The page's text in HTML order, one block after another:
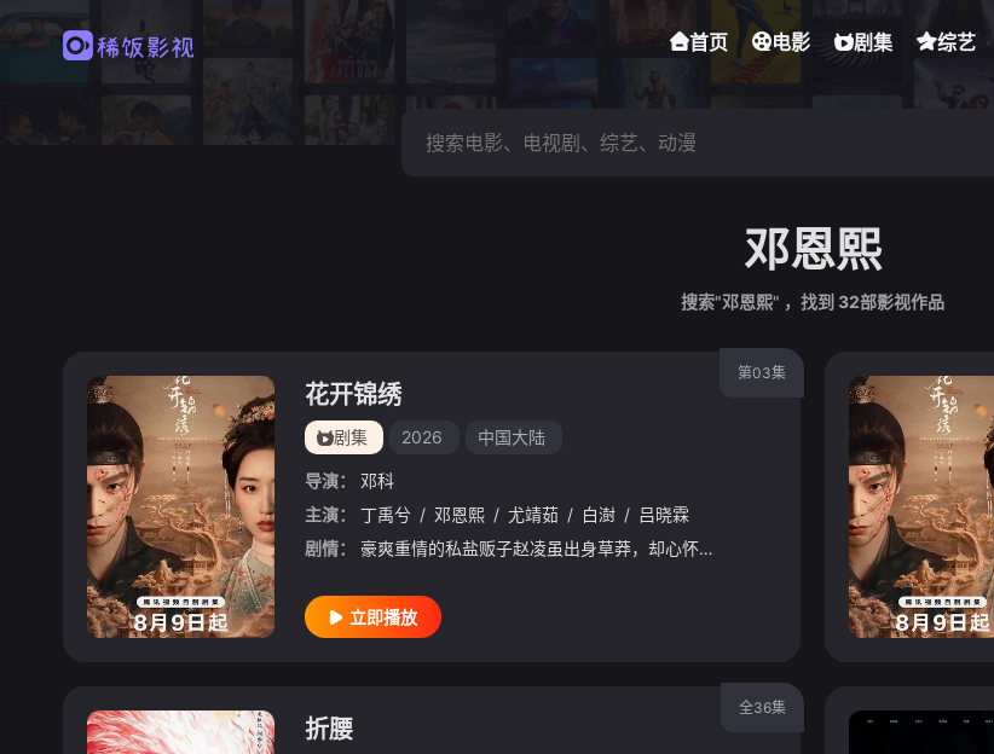
首页 电影 剧集 综艺
邓恩熙
搜索"邓恩熙" ，找到 32部影视作品
第03集
花开锦绣
剧集 2026 中国大陆
导演：
邓科
主演：
丁禹兮 / 邓恩熙 / 尤靖茹 / 白澍 / 吕晓霖
剧情：
豪爽重情的私盐贩子赵凌虽出身草莽，却心怀壮志，他结识了遭人诬陷私通的世家名媛小姐傅庭芸，被迫一起逃亡，二人历经家族与朝廷的重重考验，与命运抗争，终成传奇良缘。
立即播放
全36集
折腰